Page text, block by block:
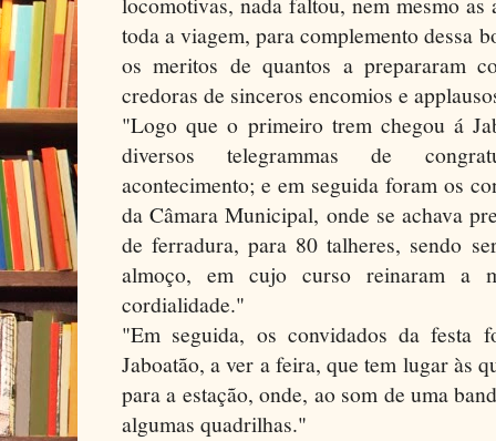
toda a viagem, para complemento dessa
os meritos de quantos a prepararam
credoras de sinceros encomios e
"Logo que o primeiro trem chegou á
diversos telegrammas de
acontecimento; e em seguida foram os
da Câmara Municipal, onde se achava
de ferradura, para 80 talheres, sendo
almoço, em cujo curso reinaram a
cordialidade."
"Em seguida, os convidados da festa
Jaboatão, a ver a feira, que tem lugar às
para a estação, onde, ao som de uma
algumas quadrilhas."